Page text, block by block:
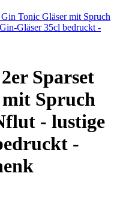
Tonic Gläser mit Spruch
Gläser 35cl bedruckt -
Sparset
Spruch
- lustige
-